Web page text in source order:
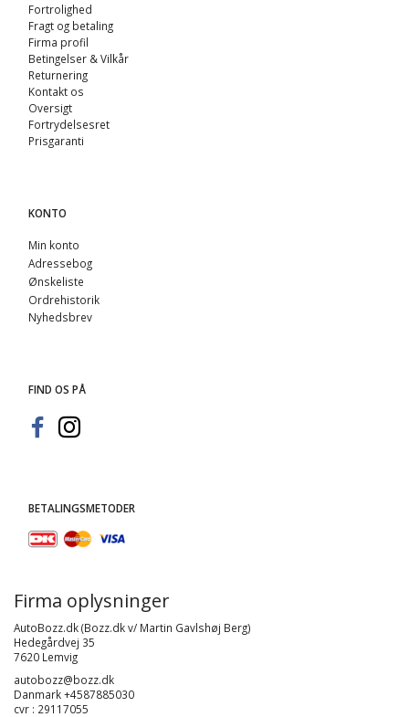
Fortrolighed
Fragt og betaling
Firma profil
Betingelser & Vilkår
Returnering
Kontakt os
Oversigt
Fortrydelsesret
Prisgaranti
KONTO
Min konto
Adressebog
Ønskeliste
Ordrehistorik
Nyhedsbrev
FIND OS PÅ
BETALINGSMETODER
Firma oplysninger
AutoBozz.dk (Bozz.dk v/ Martin Gavlshøj Berg)
Hedegårdvej 35
7620 Lemvig
autobozz@bozz.dk
Danmark +4587885030
cvr : 29117055